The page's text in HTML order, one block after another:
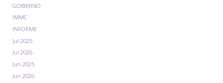
GOBIERNO
IMMC
INFORME
Jul 2025
Jul 2026
Jun 2025
Jun 2026